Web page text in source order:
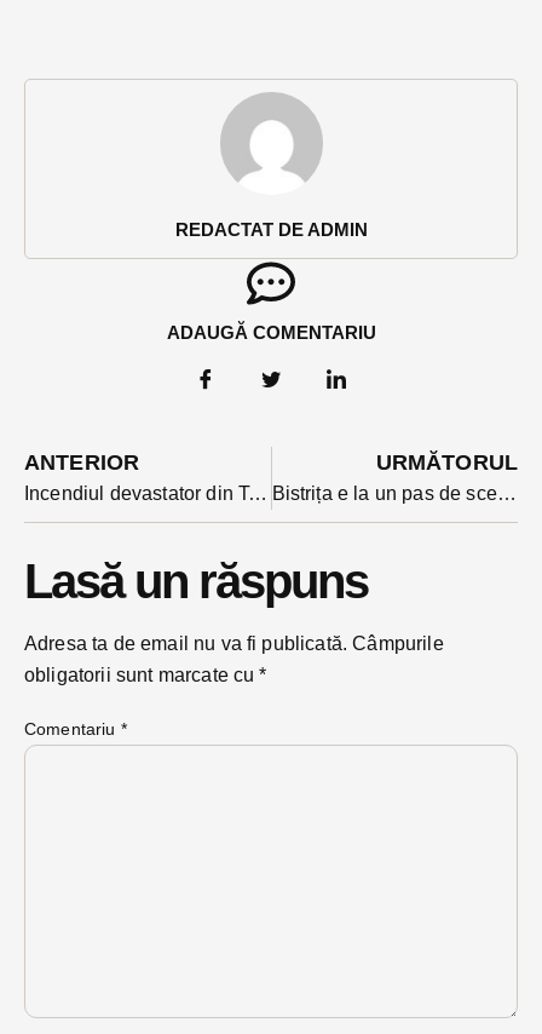
REDACTAT DE ADMIN
ADAUGĂ COMENTARIU
ANTERIOR
Incendiul devastator din Telcișor de azi noapte a pornit de un coș de fum neprotejat termic
URMĂTORUL
Bistrița e la un pas de scenariul roșu, cel în care se reînchid restaurantele și cafenelele
Lasă un răspuns
Adresa ta de email nu va fi publicată. Câmpurile
obligatorii sunt marcate cu*
Comentariu *